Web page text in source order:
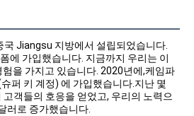
Jiangsu 지방에서 설립되었습니다.
에 가입했습니다. 지금까지 우리는 이
을 가지고 있습니다. 2020년에,케임파
퍼 키 계정) 에 가입했습니다.지난 몇
객들의 호응을 얻었고, 우리의 노력으
러로 증가했습니다.